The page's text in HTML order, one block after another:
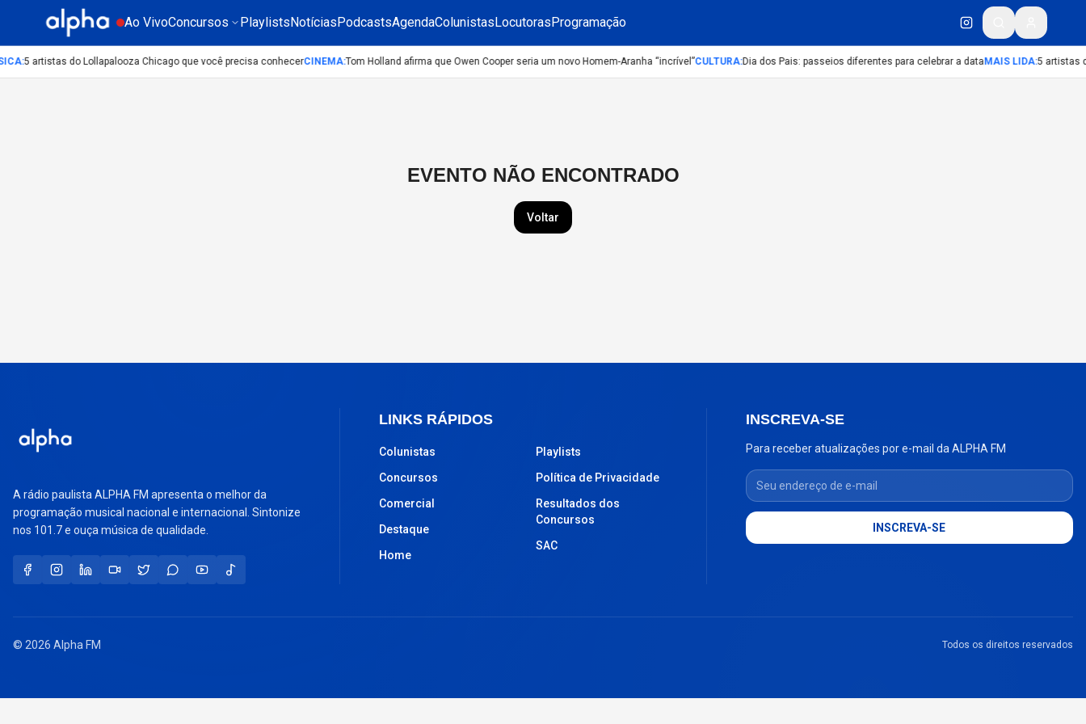
Ao VivoConcursos PlaylistsNotíciasPodcastsAgendaColunistasLocutorasProgramação
:5 artistas do Lollapalooza Chicago que você precisa conhecerCINEMA:Tom Holland afirma que Owen Cooper seria um novo Homem-Aranha “incrível”CULTURA:Dia dos Pais: passeios diferentes para celebrar a dataMAIS LIDA:5 artistas
EVENTO NÃO ENCONTRADO
Voltar
A rádio paulista ALPHA FM apresenta o melhor da
programação musical nacional e internacional. Sintonize
nos 101.7 e ouça música de qualidade.
LINKS RÁPIDOS
Colunistas
Concursos
Comercial
Destaque
Home
Playlists
Política de Privacidade
Resultados dos
Concursos
SAC
INSCREVA-SE
Para receber atualizações por e-mail da ALPHA FM
Seu endereço de e-mail
INSCREVA-SE
© 2026 Alpha FM Todos os direitos reservados